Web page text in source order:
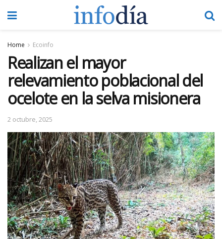
Home Ecoinfo
Realizan el mayor
relevamiento poblacional del
ocelote en la selva misionera
2 octubre, 2025